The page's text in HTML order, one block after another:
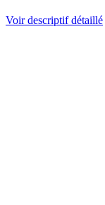
Voir descriptif détaillé